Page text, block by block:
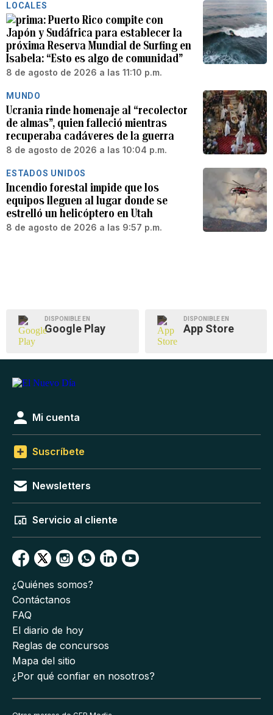
LOCALES
Puerto Rico compite con
Japón y Sudáfrica para establecer la
próxima Reserva Mundial de Surfing en
Isabela: “Esto es algo de comunidad”
8 de agosto de 2026 a las 11:10 p.m.
MUNDO
Ucrania rinde homenaje al “recolector
de almas”, quien falleció mientras
recuperaba cadáveres de la guerra
8 de agosto de 2026 a las 10:04 p.m.
ESTADOS UNIDOS
Incendio forestal impide que los
equipos lleguen al lugar donde se
estrelló un helicóptero en Utah
8 de agosto de 2026 a las 9:57 p.m.
DISPONIBLE EN
Google Play
DISPONIBLE EN
App Store
Mi cuenta
Suscríbete
Newsletters
Servicio al cliente
¿Quiénes somos?
Contáctanos
FAQ
El diario de hoy
Reglas de concursos
Mapa del sitio
¿Por qué confiar en nosotros?